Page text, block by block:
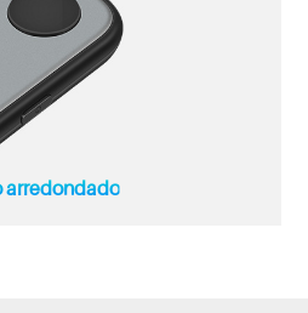
arredondado